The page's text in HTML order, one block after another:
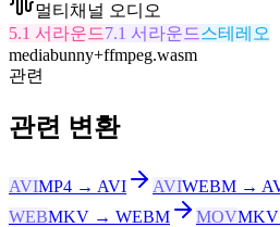
멀티채널 오디오
5.1 서라운드7.1 서라운드스테레오
mediabunny+ffmpeg.wasm
관련
관련 변환
AVIMP4 → AVI AVIWEBM →
WEBMKV → WEBM MOV